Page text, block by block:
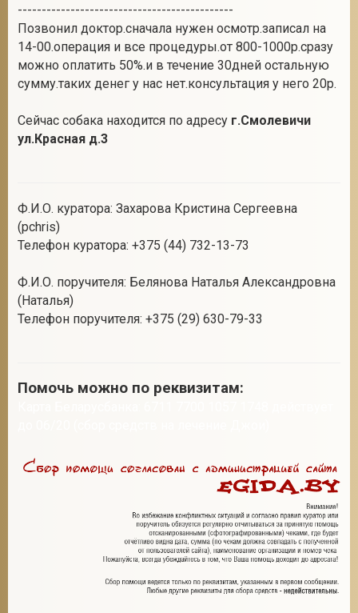
---------------------------------------------
Позвонил доктор.сначала нужен осмотр.записал на
14-00.операция и все процедуры.от 800-1000р.сразу
можно оплатить 50%.и в течение 30дней остальную
сумму.таких денег у нас нет.консультация у него 20р.
Сейчас собака находится по адресу г.Смолевичи
ул.Красная д.3
Ф.И.О. куратора: Захарова Кристина Сергеевна
(pchris)
Телефон куратора: +375 (44) 732-13-73
Ф.И.О. поручителя: Белянова Наталья Александровна
(Наталья)
Телефон поручителя: +375 (29) 630-79-33
Помочь можно по реквизитам: